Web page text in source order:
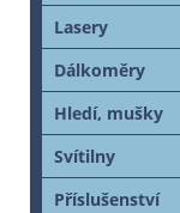
Lasery
Dálkoměry
Hledí, mušky
Svítilny
Příslušenství